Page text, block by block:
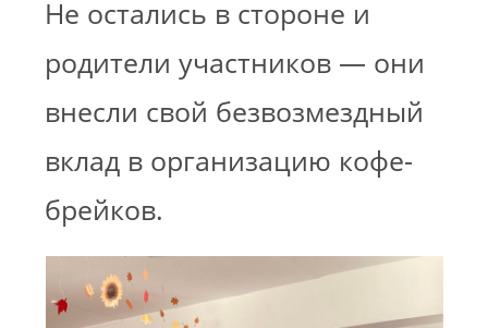
Не остались в стороне и
родители участников — они
внесли свой безвозмездный
вклад в организацию кофе-
брейков.